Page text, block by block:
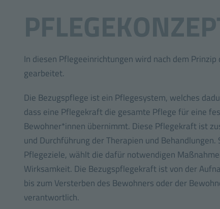
In diesen Pflegeeinrichtungen wird nach dem Prinzip
gearbeitet.
Die Bezugspflege ist ein Pflegesystem, welches
dass eine Pflegekraft die gesamte Pflege für eine
Bewohner*innen übernimmt. Diese Pflegekraft ist
und Durchführung der Therapien und
Pflegeziele, wählt die dafür notwendigen
Wirksamkeit. Die Bezugspflegekraft ist von der
bis zum Versterben des Bewohners oder der
verantwortlich.